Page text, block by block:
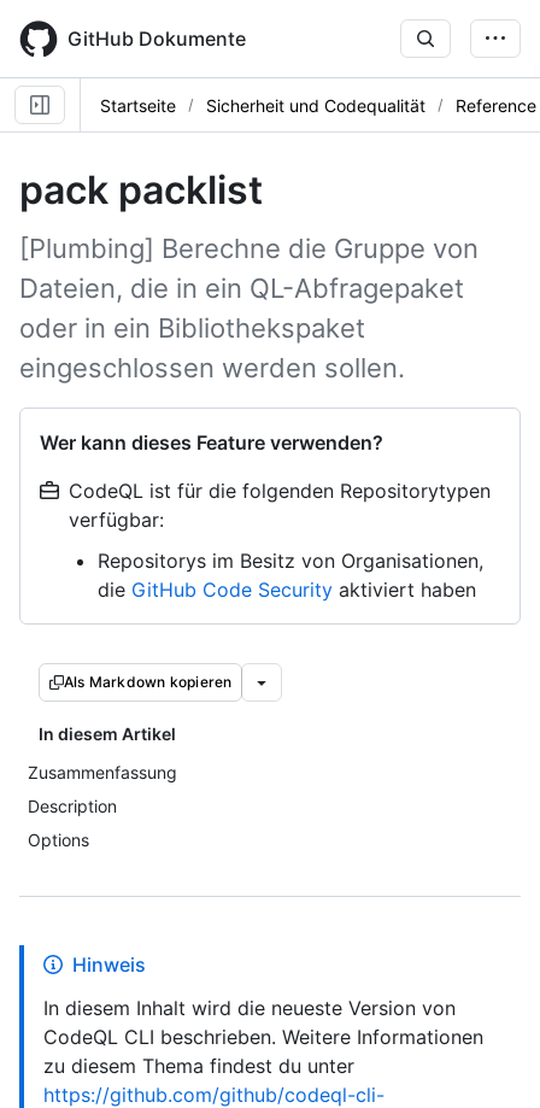
main
content
GitHub Dokumente
Startseite Sicherheit und Codequalität Reference
pack packlist
[Plumbing] Berechne die Gruppe von
Dateien, die in ein QL-Abfragepaket
oder in ein Bibliothekspaket
eingeschlossen werden sollen.
Wer kann dieses Feature verwenden?
CodeQL ist für die folgenden Repositorytypen
verfügbar:
Repositorys im Besitz von Organisationen,
die GitHub Code Security aktiviert haben
Als Markdown kopieren
In diesem Artikel
Zusammenfassung
Description
Options
Hinweis
In diesem Inhalt wird die neueste Version von
CodeQL CLI beschrieben. Weitere Informationen
zu diesem Thema findest du unter
https://github.com/github/codeql-cli-